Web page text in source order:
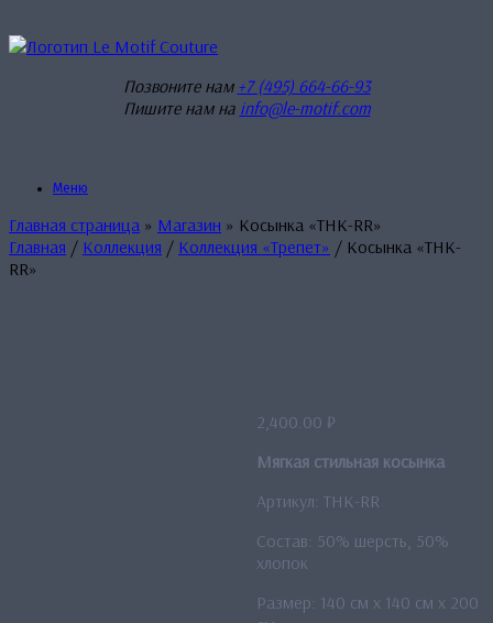
к
Позвоните нам +7 (495) 664-66-93
Пишите нам на info@le-motif.com
Меню
Главная страница » Магазин » Косынка «THK-RR»
Главная / Коллекция / Коллекция «Трепет» / Косынка «THK-
RR»
2,400.00 ₽
Мягкая стильная косынка
Артикул: THK-RR
Состав: 50% шерсть, 50%
хлопок
Размер: 140 см x 140 см x 200